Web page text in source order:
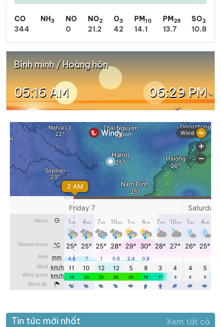
CO
344
NH3
NO
0
NO2
21.2
O3
42
PM10
14.1
PM25
13.7
SO2
10.8
Bình minh / Hoàng hôn
05:16 AM 06:29 PM
Tin tức mới nhất Xem tất cả